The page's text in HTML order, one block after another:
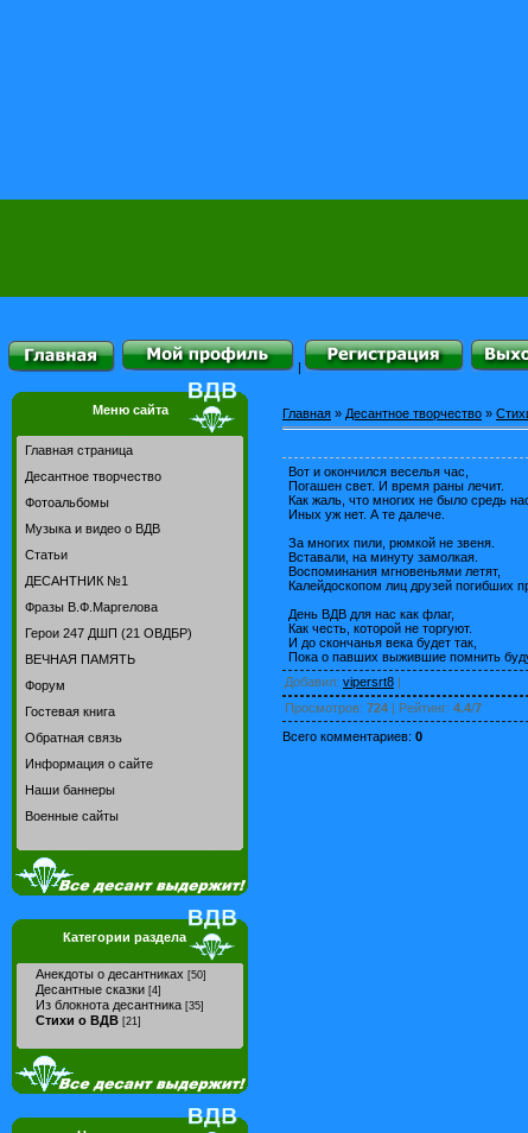
|
Меню сайта
Главная страница
Десантное творчество
Фотоальбомы
Музыка и видео о ВДВ
Статьи
ДЕСАНТНИК №1
Фразы В.Ф.Маргелова
Герои 247 ДШП (21 ОВДБР)
ВЕЧНАЯ ПАМЯТЬ
Форум
Гостевая книга
Обратная связь
Информация о сайте
Наши баннеры
Военные сайты
Категории раздела
Анекдоты о десантниках [50]
Десантные сказки [4]
Из блокнота десантника [35]
Стихи о ВДВ [21]
Главная » Десантное творчество »
Вот и окончился веселья час,
Погашен свет. И время раны лечит.
Как жаль, что многих не было средь
Иных уж нет. А те далече.
За многих пили, рюмкой не звеня.
Вставали, на минуту замолкая.
Воспоминания мгновеньями летят,
Калейдоскопом лиц друзей погибших
День ВДВ для нас как флаг,
Как честь, которой не торгуют.
И до скончанья века будет так,
Пока о павших выжившие помнить
Добавил: vipersrt8 |
Просмотров: 724 | Рейтинг: 4.4/7
Всего комментариев: 0